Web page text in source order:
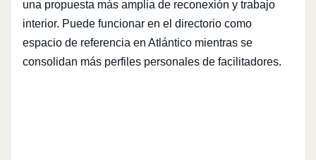
una propuesta más amplia de reconexión y trabajo
interior. Puede funcionar en el directorio como
espacio de referencia en Atlántico mientras se
consolidan más perfiles personales de facilitadores.